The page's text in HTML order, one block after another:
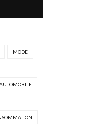
MODE
AUTOMOBILE